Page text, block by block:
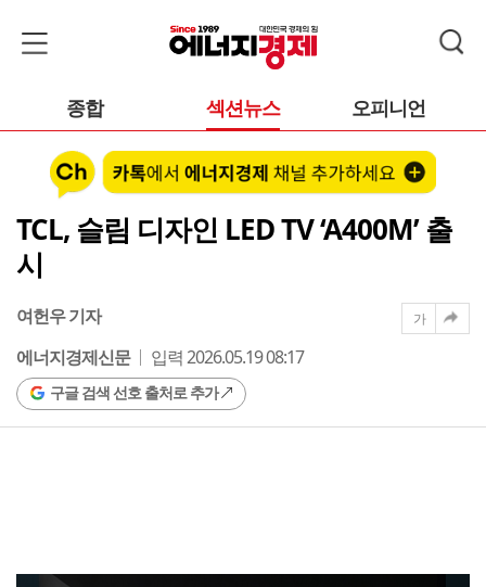
종합 섹션뉴스 오피니언
TCL, 슬림 디자인 LED TV ‘A400M’ 출
시
여헌우 기자
에너지경제신문
입력 2026.05.19 08:17
구글 검색 선호 출처로 추가
가